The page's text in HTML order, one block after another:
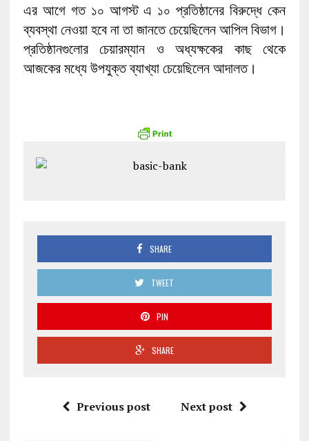
এর আগে গত ১০ আগস্ট এ ১০ প্রতিষ্ঠানের বিরুদ্ধে কেন
ব্যবস্থা নেওয়া হবে না তা জানতে চেয়েছিলেন আপিল বিভাগ।
প্রতিষ্ঠানগুলোর চেয়ারম্যান ও অধ্যক্ষকের কাছ থেকে
আজকের মধ্যে উপযুক্ত ব্যাখ্যা চেয়েছিলেন আদালত।
SHARE
TWEET
PIN
SHARE
Previous post Next post